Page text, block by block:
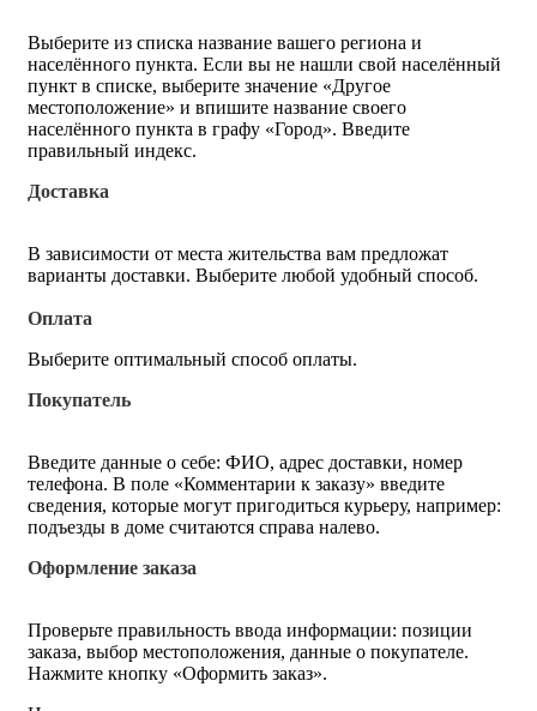
Выберите из списка название вашего региона и
населённого пункта. Если вы не нашли свой населённый
пункт в списке, выберите значение «Другое
местоположение» и впишите название своего
населённого пункта в графу «Город». Введите
правильный индекс.
Доставка
В зависимости от места жительства вам предложат
варианты доставки. Выберите любой удобный способ.
Оплата
Выберите оптимальный способ оплаты.
Покупатель
Введите данные о себе: ФИО, адрес доставки, номер
телефона. В поле «Комментарии к заказу» введите
сведения, которые могут пригодиться курьеру, например:
подъезды в доме считаются справа налево.
Оформление заказа
Проверьте правильность ввода информации: позиции
заказа, выбор местоположения, данные о покупателе.
Нажмите кнопку «Оформить заказ».